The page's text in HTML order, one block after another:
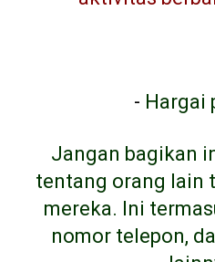
- Hargai
Jangan bagikan
tentang orang lain
mereka. Ini
nomor telepon,